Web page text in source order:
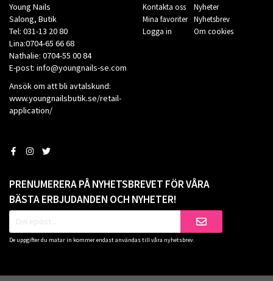
Young Nails
Salong, Butik
Tel: 031-13 20 80
Lina:0704-65 66 68
Nathalie: 0704-55 00 84
E-post: info@youngnails-se.com
Ansök om att bli avtalskund:
www.youngnailsbutik.se/retail-
application/
Kontakta oss
Mina favoriter
Logga in
Nyheter
Nyhetsbrev
Om cookies
PRENUMERERA PÅ NYHETSBREVET FÖR VÅRA
BÄSTA ERBJUDANDEN OCH NYHETER!
De uppgifter du matar in kommer endast användas till våra nyhetsbrev.